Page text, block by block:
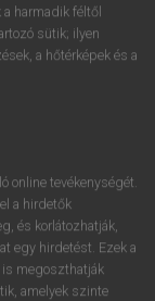
szótár 2 órás,
regisztrálok és
harmadik féltől
sütik; ilyen
a hőtérképek és a
online tevékenységét.
a hirdetők
és korlátozhatják,
egy hirdetést. Ezek a
megoszthatják
amelyek szinte